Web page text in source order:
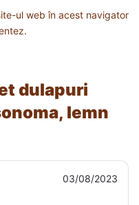
dulapuri
lemn
03/08/2023
ul web în acest navigator